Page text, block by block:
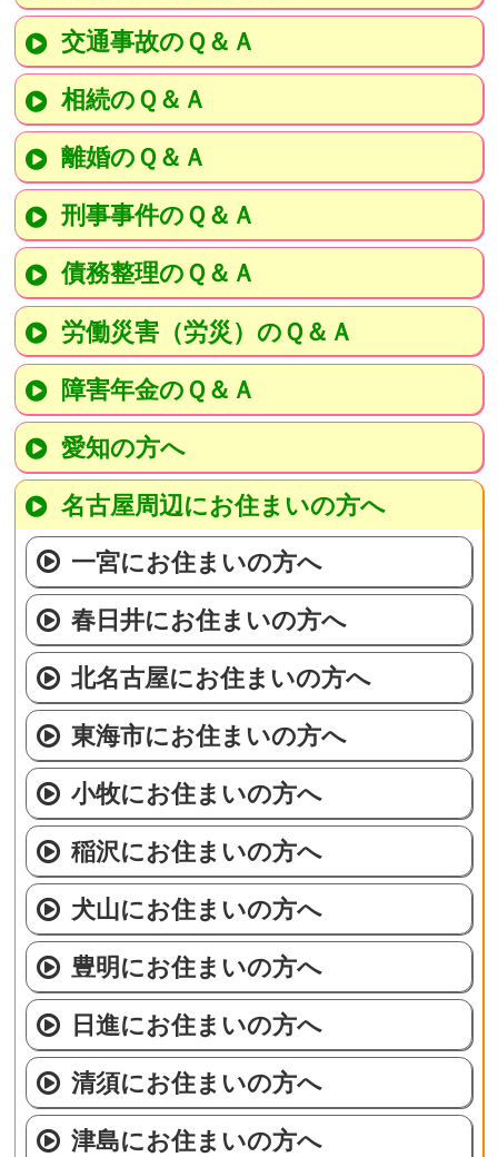
交通事故のＱ＆Ａ
相続のＱ＆Ａ
離婚のＱ＆Ａ
刑事事件のＱ＆Ａ
債務整理のＱ＆Ａ
労働災害（労災）のＱ＆Ａ
障害年金のＱ＆Ａ
愛知の方へ
名古屋周辺にお住まいの方へ
一宮にお住まいの方へ
春日井にお住まいの方へ
北名古屋にお住まいの方へ
東海市にお住まいの方へ
小牧にお住まいの方へ
稲沢にお住まいの方へ
犬山にお住まいの方へ
豊明にお住まいの方へ
日進にお住まいの方へ
清須にお住まいの方へ
津島にお住まいの方へ